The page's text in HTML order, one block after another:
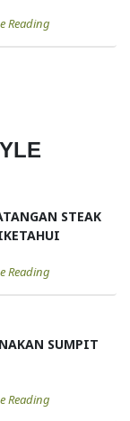
Reading
STEAK
Reading
SUMPIT
Reading